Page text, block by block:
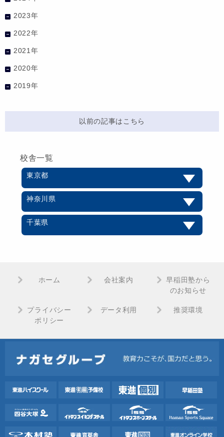
2023年
2022年
2021年
2020年
2019年
以前の記事はこちら
校舎一覧
東京都
神奈川県
千葉県
ホーム 会社案内
早稲田塾から
のお知らせ
プライバシー
ポリシー
データ利用 推奨環境